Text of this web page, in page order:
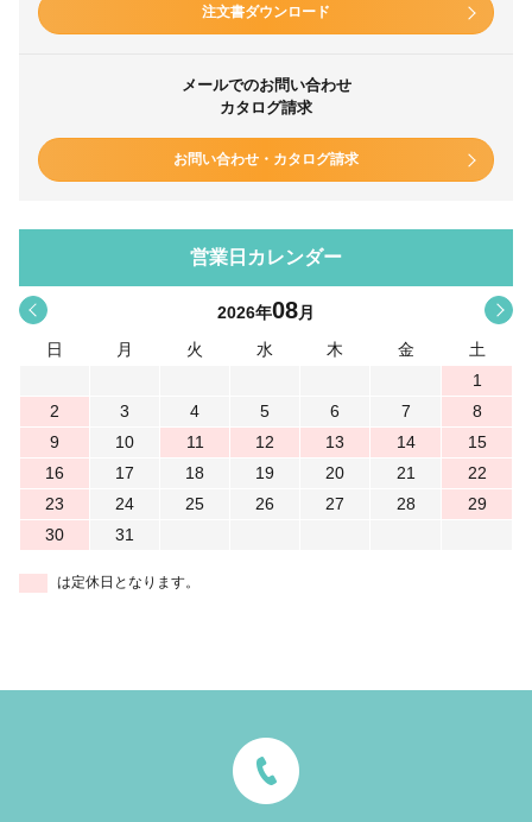
注文書ダウンロード
メールでのお問い合わせ
カタログ請求
お問い合わせ・カタログ請求
営業日カレンダー
< 2026年08月
日
月 火 水 木 金
土
1
2
3 4 5 6 7
8
9
10 11 12 13 14
15
16
17 18 19 20 21
22
23
24 25 26 27 28
29
30
31
は定休日となります。